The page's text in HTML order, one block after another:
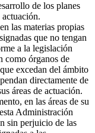
de los planes
actuación.
las materias propias
que no tengan
a la legislación
como órganos de
excedan del ámbito
directamente de
áreas de actuación.
en las áreas de su
Administración
sin perjuicio de las